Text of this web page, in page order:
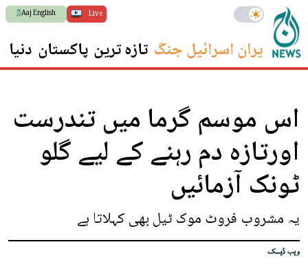
Live
Aaj English
ایران اسرائیل جنگ تازہ ترین پاکستان دنیا
اس موسم گرما میں تندرست
اورتازہ دم رہنے کے لیے گلو
ٹونک آزمائیں
یہ مشروب فروٹ موک ٹیل بھی کہلاتا ہے
ویب ڈیسک